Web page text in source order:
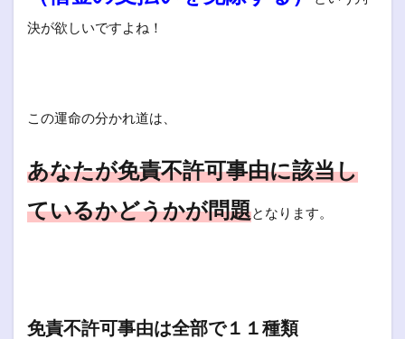
決が欲しいですよね！
この運命の分かれ道は、
あなたが免責不許可事由に該当し
ているかどうかが問題となります。
免責不許可事由は全部で１１種類